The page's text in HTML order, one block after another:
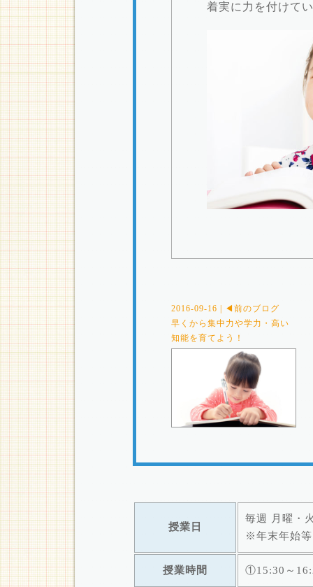
着実に力を付けて
2016-09-16 | ◀前のブログ
早くから集中力や学力・高い
知能を育てよう！
授業日
毎週 月曜・
※年末年始等
授業時間 ①15:30～